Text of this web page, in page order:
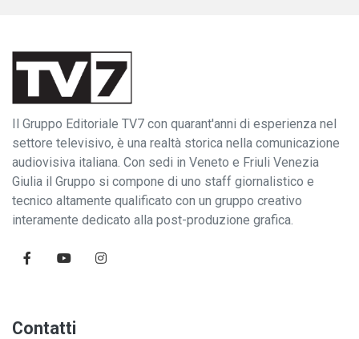
Il Gruppo Editoriale TV7 con quarant'anni di esperienza nel
settore televisivo, è una realtà storica nella comunicazione
audiovisiva italiana. Con sedi in Veneto e Friuli Venezia
Giulia il Gruppo si compone di uno staff giornalistico e
tecnico altamente qualificato con un gruppo creativo
interamente dedicato alla post-produzione grafica.
Contatti